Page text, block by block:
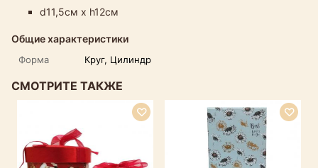
d11,5см х h12см
Общие характеристики
Форма Круг, Цилиндр
СМОТРИТЕ ТАКЖЕ